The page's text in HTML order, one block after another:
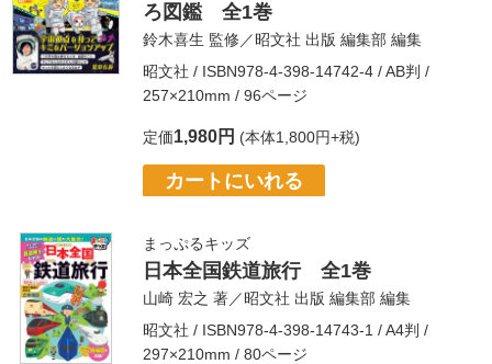
ろ図鑑 全1巻
鈴木喜生 監修／昭文社 出版 編集部 編集
昭文社 / ISBN978-4-398-14742-4 / AB判 /
257×210mm / 96ページ
定価1,980円 (本体1,800円+税)
カートにいれる
まっぷるキッズ
日本全国鉄道旅行 全1巻
山崎 宏之 著／昭文社 出版 編集部 編集
昭文社 / ISBN978-4-398-14743-1 / A4判 /
297×210mm / 80ページ